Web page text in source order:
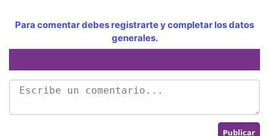
Para comentar debes registrarte y completar los datos
generales.